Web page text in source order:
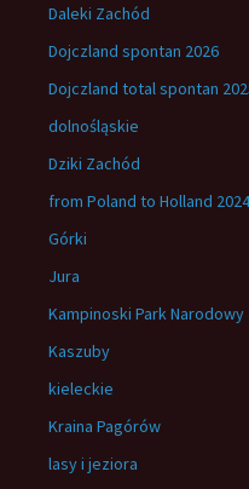
Daleki Zachód
Dojczland spontan 2026
Dojczland total spontan
dolnośląskie
Dziki Zachód
from Poland to Holland 2024
Górki
Jura
Kampinoski Park Narodowy
Kaszuby
kieleckie
Kraina Pagórów
lasy i jeziora